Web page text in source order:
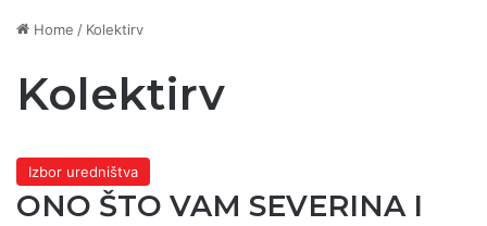
Home / Kolektirv
Kolektirv
Izbor uredništva
ONO ŠTO VAM SEVERINA I